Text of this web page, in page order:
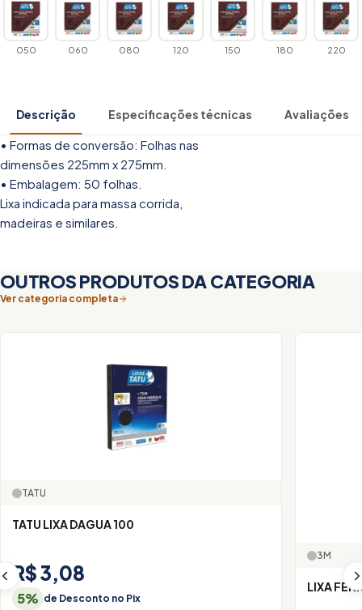
050 060 080 120 150 180 220
Descrição Especificações técnicas Avaliações
• Formas de conversão: Folhas nas
dimensões 225mm x 275mm.
• Embalagem: 50 folhas.
Lixa indicada para massa corrida,
madeiras e similares.
OUTROS PRODUTOS DA CATEGORIA
Ver categoria completa
TATU
TATU LIXA DAGUA 100
R$ 3,08
5% de Desconto no Pix
3M
LIXA